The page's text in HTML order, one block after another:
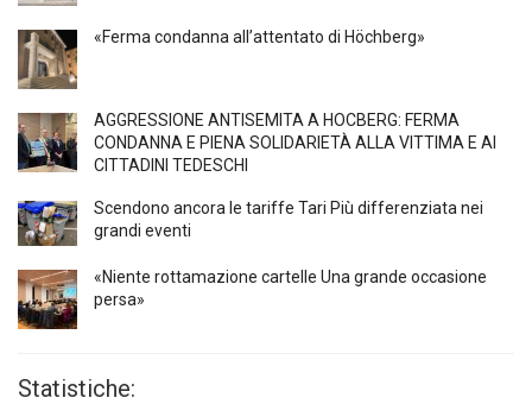
«Ferma condanna all’attentato di Höchberg»
AGGRESSIONE ANTISEMITA A HÖCBERG: FERMA
CONDANNA E PIENA SOLIDARIETÀ ALLA VITTIMA E AI
CITTADINI TEDESCHI
Scendono ancora le tariffe Tari Più differenziata nei
grandi eventi
«Niente rottamazione cartelle Una grande occasione
persa»
Statistiche: